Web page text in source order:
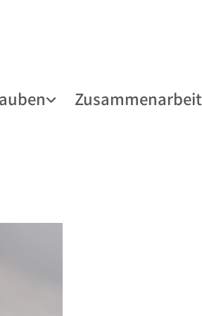
Zusammenarbeit